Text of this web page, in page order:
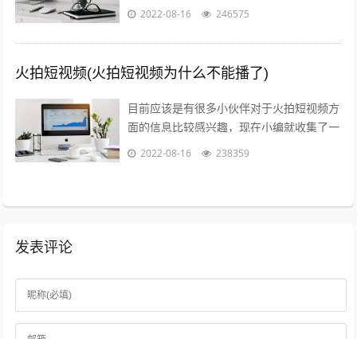
了一些与火山爆发儿童视频相关的信息来分
2022-08-16 246575
火拍短视频(火拍短视频为什么不能播了)
目前应该是有很多小伙伴对于火拍短视频方
面的信息比较感兴趣，现在小编就收集了一
些与火拍短视频为什么不能播了相关的信息
2022-08-16 238359
发表评论